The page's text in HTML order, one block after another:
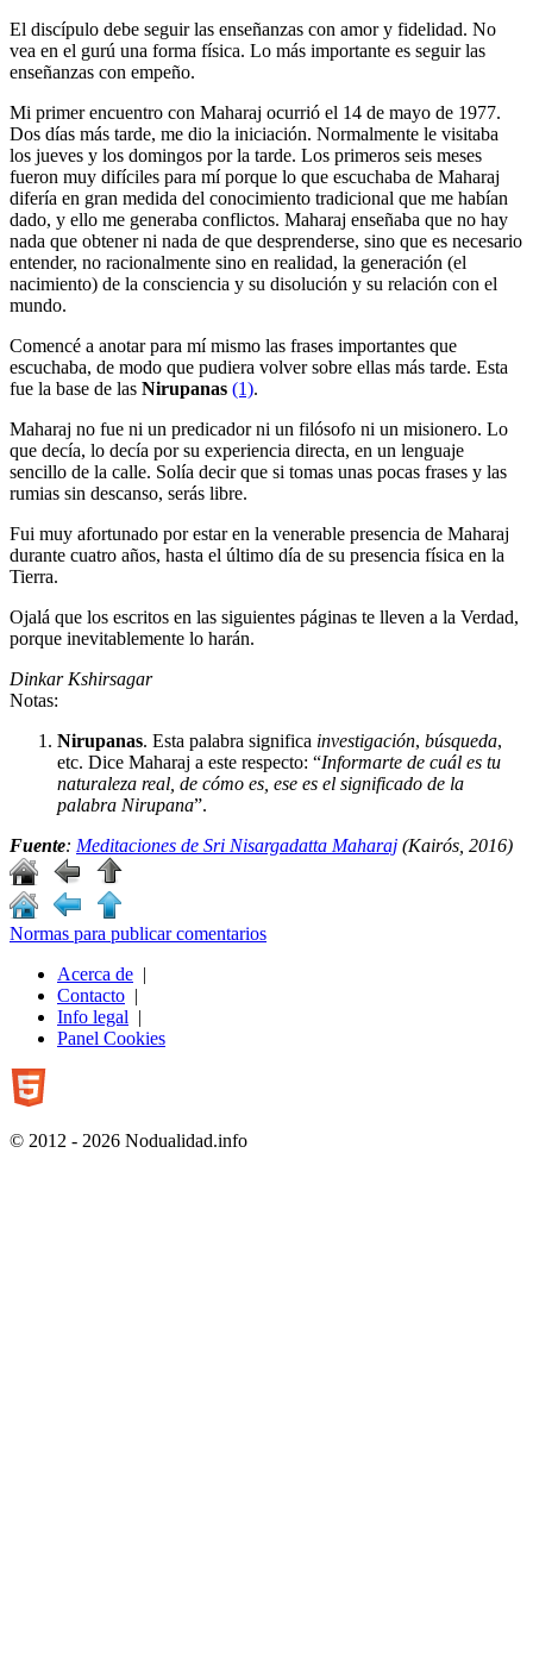
El discípulo debe seguir las enseñanzas con amor y fidelidad. No
vea en el gurú una forma física. Lo más importante es seguir las
enseñanzas con empeño.
Mi primer encuentro con Maharaj ocurrió el 14 de mayo de 1977.
Dos días más tarde, me dio la iniciación. Normalmente le visitaba
los jueves y los domingos por la tarde. Los primeros seis meses
fueron muy difíciles para mí porque lo que escuchaba de Maharaj
difería en gran medida del conocimiento tradicional que me habían
dado, y ello me generaba conflictos. Maharaj enseñaba que no hay
nada que obtener ni nada de que desprenderse, sino que es necesario
entender, no racionalmente sino en realidad, la generación (el
nacimiento) de la consciencia y su disolución y su relación con el
mundo.
Comencé a anotar para mí mismo las frases importantes que
escuchaba, de modo que pudiera volver sobre ellas más tarde. Esta
fue la base de las Nirupanas (1).
Maharaj no fue ni un predicador ni un filósofo ni un misionero. Lo
que decía, lo decía por su experiencia directa, en un lenguaje
sencillo de la calle. Solía decir que si tomas unas pocas frases y las
rumias sin descanso, serás libre.
Fui muy afortunado por estar en la venerable presencia de Maharaj
durante cuatro años, hasta el último día de su presencia física en la
Tierra.
Ojalá que los escritos en las siguientes páginas te lleven a la Verdad,
porque inevitablemente lo harán.
Dinkar Kshirsagar
Notas:
Nirupanas. Esta palabra significa investigación, búsqueda,
etc. Dice Maharaj a este respecto:
Informarte de cuál es tu
naturaleza real, de cómo es, ese es el significado de la
palabra Nirupana .
Fuente: Meditaciones de Sri Nisargadatta Maharaj (Kairós, 2016)
Normas para publicar comentarios
Acerca de |
Contacto |
Info legal |
Panel Cookies
© 2012 - 2026 Nodualidad.info